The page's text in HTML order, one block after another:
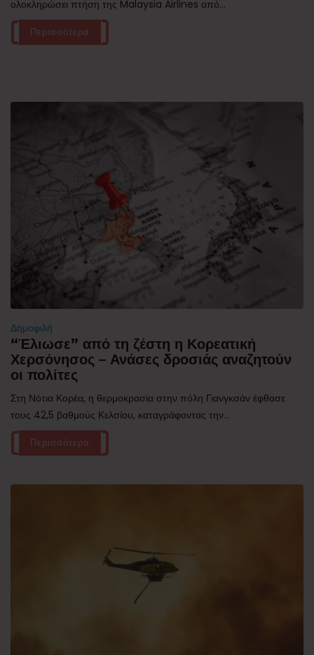
ολοκληρώσει πτήση της Malaysia Airlines από...
Περισσότερα
Δημοφιλή
“Έλιωσε” από τη ζέστη η Κορεατική
Χερσόνησος – Ανάσες δροσιάς αναζητούν
οι πολίτες
Στη Νότια Κορέα, η θερμοκρασία στην πόλη Γιανγκσάν έφθασε
τους 42,5 βαθμούς Κελσίου, καταγράφοντας την...
Περισσότερα